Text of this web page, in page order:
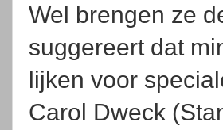
Wel brengen ze
suggereert dat
lijken voor
Carol Dweck